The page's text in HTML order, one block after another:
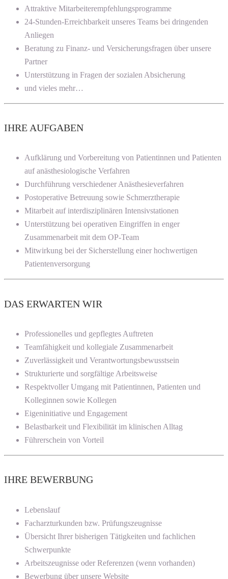
Attraktive Mitarbeiterempfehlungsprogramme
24-Stunden-Erreichbarkeit unseres Teams bei dringenden
Anliegen
Beratung zu Finanz- und Versicherungsfragen über unsere
Partner
Unterstützung in Fragen der sozialen Absicherung
und vieles mehr…
IHRE AUFGABEN
Aufklärung und Vorbereitung von Patientinnen und Patienten
auf anästhesiologische Verfahren
Durchführung verschiedener Anästhesieverfahren
Postoperative Betreuung sowie Schmerztherapie
Mitarbeit auf interdisziplinären Intensivstationen
Unterstützung bei operativen Eingriffen in enger
Zusammenarbeit mit dem OP-Team
Mitwirkung bei der Sicherstellung einer hochwertigen
Patientenversorgung
DAS ERWARTEN WIR
Professionelles und gepflegtes Auftreten
Teamfähigkeit und kollegiale Zusammenarbeit
Zuverlässigkeit und Verantwortungsbewusstsein
Strukturierte und sorgfältige Arbeitsweise
Respektvoller Umgang mit Patientinnen, Patienten und
Kolleginnen sowie Kollegen
Eigeninitiative und Engagement
Belastbarkeit und Flexibilität im klinischen Alltag
Führerschein von Vorteil
IHRE BEWERBUNG
Lebenslauf
Facharzturkunden bzw. Prüfungszeugnisse
Übersicht Ihrer bisherigen Tätigkeiten und fachlichen
Schwerpunkte
Arbeitszeugnisse oder Referenzen (wenn vorhanden)
Bewerbung über unsere Website